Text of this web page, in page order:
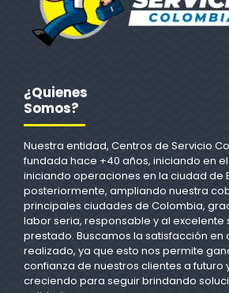
¿Quienes
Somos?
Nuestra entidad, Centros de Servicio
fundada hace +40 años, iniciando en el
iniciando operaciones en la ciudad de
posteriormente, ampliando nuestra
principales ciudades de Colombia,
labor seria, responsable y al excelente
prestado. Buscamos la satisfacción en
realizado, ya que esto nos permite
confianza de nuestros clientes a futuro
creciendo para seguir brindando